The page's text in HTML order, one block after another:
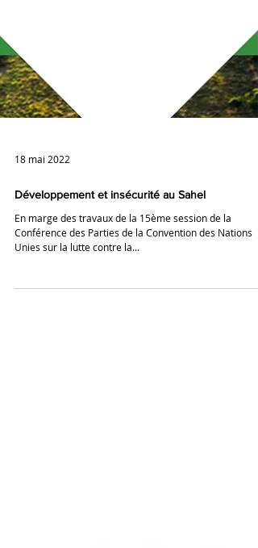
18 mai 2022
Développement et insécurité au Sahel
Unies sur la lutte contre la...